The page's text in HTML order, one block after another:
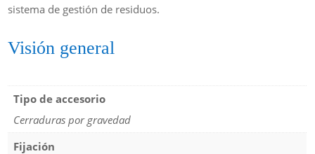
sistema de gestión de residuos.
Visión general
Tipo de accesorio
Cerraduras por gravedad
Fijación